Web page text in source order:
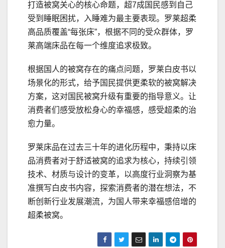
打造被窝关心的核心命题，超7成国民感到自己
受到睡眠困扰，入睡难为最主要表现。罗莱超柔
高品质覆盖“每张床”，根据不同的受众群体，罗
莱高端床品在每一个维度追求极致。
根据国人的被窝存在的痛点问题，罗莱白皮书以
场景化的形式，给予国民提供更柔软的被窝解决
方案，这对国民被窝升级有重要的指导意义。让
消费者们感受放松身心的幸福感，感受超柔的治
愈力量。
罗莱床品在过去三十年的进化历程中，秉持以床
品消费者对于舒适被窝的追求为核心，持续引领
技术、材质与设计的变革，以高度行业洞察为基
准撰写白皮书内容，探索消费者的潜在想法，不
断创新行业发展潮流，为国人带来幸福感倍增的
超柔被窝。